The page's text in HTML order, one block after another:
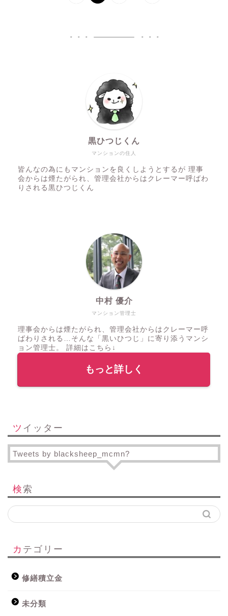
マンションの住人
黒ひつじくん
皆んなの為にもマンションを良くしようとするが 理事
会からは煙たがられ、管理会社からはクレーマー呼ばわ
りされる黒ひつじくん
マンション管理士
中村 優介
理事会からは煙たがられ、管理会社からはクレーマー呼
ばわりされる…そんな「黒いひつじ」に寄り添うマンシ
ョン管理士。 詳細はこちら↓
もっと詳しく
ツイッター
Tweets by blacksheep_mcmn?
検索
カテゴリー
修繕積立金
未分類